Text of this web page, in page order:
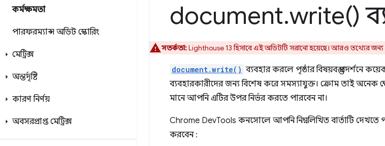
কর্মক্ষমতা
পারফরম্যান্স অডিট স্কোরিং
মেট্রিক্স
অন্তর্দৃষ্টি
কারণ নির্ণয়
অবসরপ্রাপ্ত মেট্রিক্স
document.write()
সতর্কতা:Lighthouse 13 হিসাবে এই অডিটটি সরানো হয়েছে। আরও তথ্যের জন্য
document.write() ব্যবহার করলে পৃষ্ঠার বিষয়বস্তু প্রদর্শনে
ব্যবহারকারীদের জন্য বিশেষ করে সমস্যাযুক্ত। ক্রোম তাই অনেক
মানে আপনি এটির উপর নির্ভর করতে পারবেন না।
Chrome DevTools কনসোলে আপনি নিম্নলিখিত বার্তাটি
করবেন :